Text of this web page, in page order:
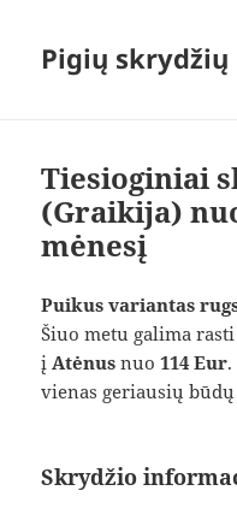
Pigių
Tiesioginiai
(Graikija)
mėnesį
Puikus variantas
Šiuo metu galima
į Atėnus nuo114 Eur
vienas geriausių
Skrydžio